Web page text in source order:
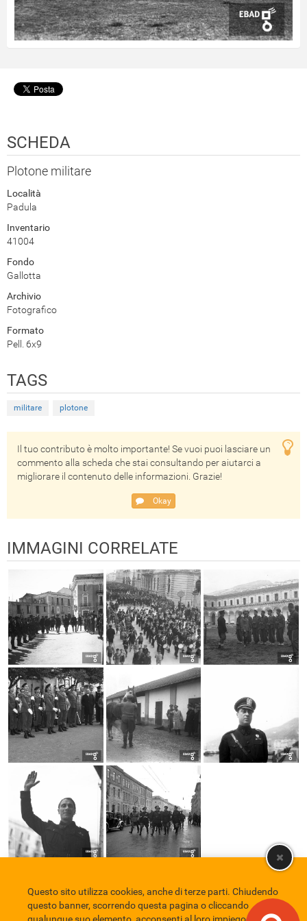
SCHEDA
Plotone militare
Località
Padula
Inventario
41004
Fondo
Gallotta
Archivio
Fotografico
Formato
Pell. 6x9
TAGS
militare plotone
Il tuo contributo è molto importante! Se vuoi puoi lasciare un
commento alla scheda che stai consultando per aiutarci a
migliorare il contenuto delle informazioni. Grazie!
Okay
IMMAGINI CORRELATE
Comune di Eboli Servizio Bibliotecario Nazionale
Privacy policy
Credits
Questo sito utilizza cookies, anche di terze parti. Chiudendo
questo banner, scorrendo questa pagina o cliccando